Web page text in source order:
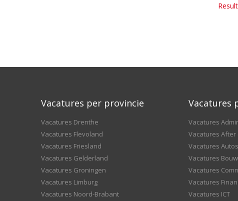
Vacatures per provincie
Vacatures Drenthe
Vacatures Flevoland
Vacatures Friesland
Vacatures Gelderland
Vacatures Groningen
Vacatures Limburg
Vacatures Noord-Brabant
Vacatures
Vacatures
Vacatures After
Vacatures
Vacatures
Vacatures
Vacatures
Vacatures ICT